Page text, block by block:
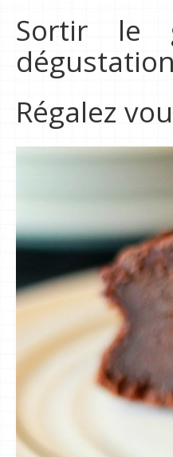
Sortir le
Régalez